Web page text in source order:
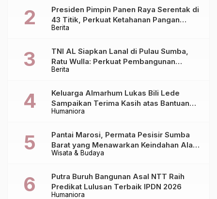
Berita
Presiden Pimpin Panen Raya Serentak di
43 Titik, Perkuat Ketahanan Pangan
Nasional
Berita
TNI AL Siapkan Lanal di Pulau Sumba,
Ratu Wulla: Perkuat Pembangunan
Daerah!
Humaniora
Keluarga Almarhum Lukas Bili Lede
Sampaikan Terima Kasih atas Bantuan
Berbagai Pihak dalam Pemulangan
Wisata & Budaya
Pantai Marosi, Permata Pesisir Sumba
Barat yang Menawarkan Keindahan Alam
Alami
Humaniora
Putra Buruh Bangunan Asal NTT Raih
Predikat Lulusan Terbaik IPDN 2026